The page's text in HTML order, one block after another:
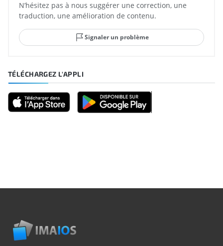
N’hésitez pas à nous suggérer une correction, une
traduction, une amélioration de contenu.
Signaler un problème
TÉLÉCHARGEZ L'APPLI